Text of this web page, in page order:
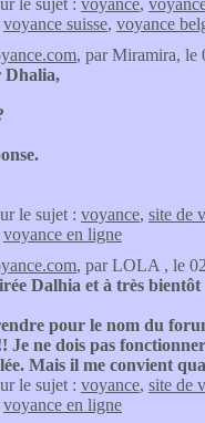
le sujet : voyance,
voyance suisse, voyance
, par Miramira, le
Dhalia,
le sujet : voyance, site de
voyance en ligne
, par LOLA , le
Dalhia et à très bientôt
pour le nom du
Je ne dois pas
Mais il me convient
le sujet : voyance, site de
voyance en ligne